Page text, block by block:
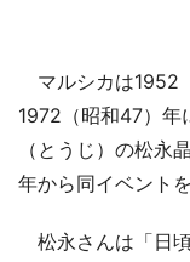
マルシカは1952
1972（昭和47）年
（とうじ）の松永
年から同イベント
松永さんは「日